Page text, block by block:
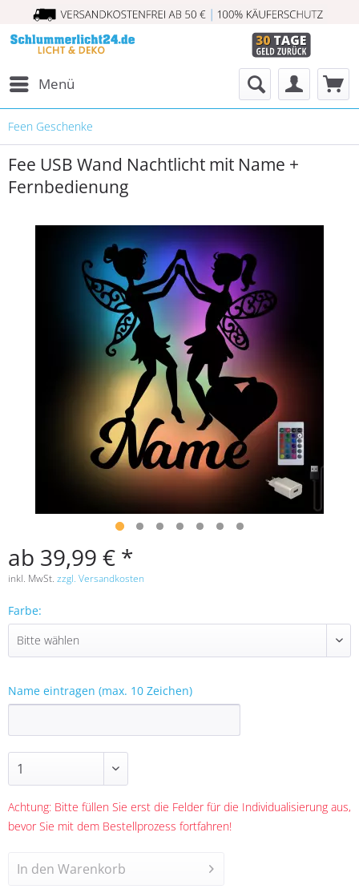
Menü
Feen Geschenke
Fee USB Wand Nachtlicht mit Name +
Fernbedienung
ab 39,99 € *
inkl. MwSt. zzgl. Versandkosten
Farbe:
Name eintragen (max. 10 Zeichen)
Achtung: Bitte füllen Sie erst die Felder für die Individualisierung aus,
bevor Sie mit dem Bestellprozess fortfahren!
In den Warenkorb